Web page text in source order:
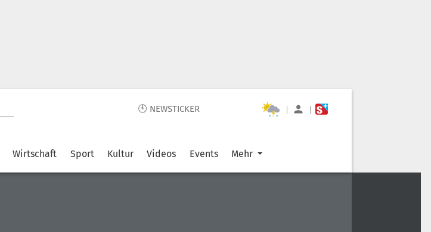
🕙 NEWSTICKER | |
Wirtschaft Sport Kultur Videos Events Mehr